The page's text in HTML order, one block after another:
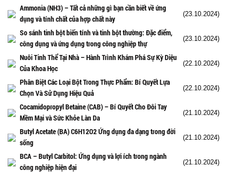
Ammonia (NH3) – Tất cả những gì bạn cần biết về ứng
dụng và tính chất của hợp chất này
(23.10.2024)
So sánh tinh bột biến tính và tinh bột thường: Đặc điểm,
công dụng và ứng dụng trong công nghiệp thự
(23.10.2024)
Nuôi Tinh Thể Tại Nhà – Hành Trình Khám Phá Sự Kỳ Diệu
Của Khoa Học
(22.10.2024)
Phân Biệt Các Loại Bột Trong Thực Phẩm: Bí Quyết Lựa
Chọn Và Sử Dụng Hiệu Quả
(22.10.2024)
Cocamidopropyl Betaine (CAB) – Bí Quyết Cho Đôi Tay
Mềm Mại và Sức Khỏe Làn Da
(21.10.2024)
Butyl Acetate (BA) C6H12O2 Ứng dụng đa dạng trong đời
sống
(21.10.2024)
BCA – Butyl Carbitol: Ứng dụng và lợi ích trong ngành
công nghiệp hiện đại
(21.10.2024)